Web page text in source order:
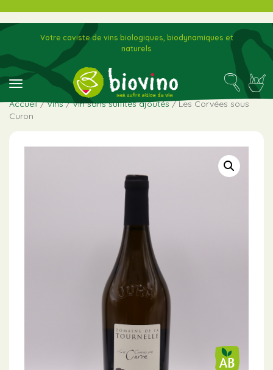
toggle navigation
Votre caviste de vins biologiques, biodynamiques et
naturels
Accueil/Vins/Vin sans sulfites ajoutés/ Les Corvées sous
Curon